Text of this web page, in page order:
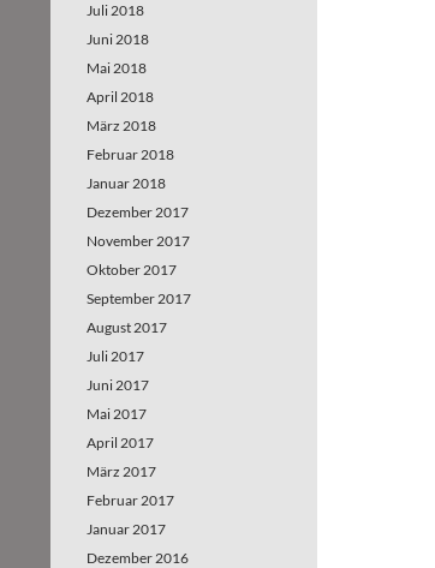
Juli 2018
Juni 2018
Mai 2018
April 2018
März 2018
Februar 2018
Januar 2018
Dezember 2017
November 2017
Oktober 2017
September 2017
August 2017
Juli 2017
Juni 2017
Mai 2017
April 2017
März 2017
Februar 2017
Januar 2017
Dezember 2016